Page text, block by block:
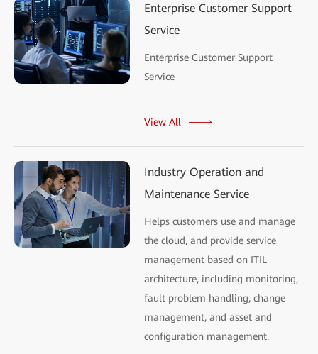
Enterprise Customer Support
Service
Enterprise Customer Support
Service
View All
Industry Operation and
Maintenance Service
Helps customers use and manage
the cloud, and provide service
management based on ITIL
architecture, including monitoring,
fault problem handling, change
management, and asset and
configuration management.